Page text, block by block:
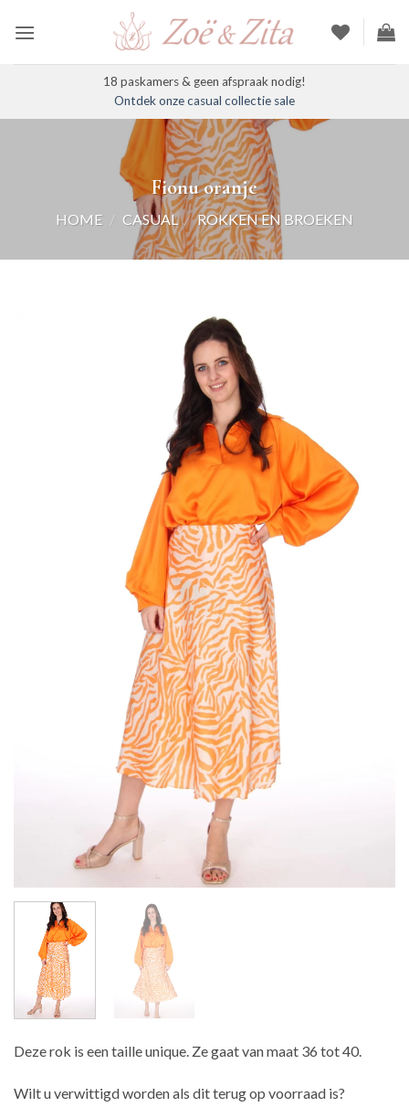
naar
18 paskamers & geen afspraak nodig!
Ontdek onze casual collectie sale
Fionu oranje
HOME / CASUAL / ROKKEN EN BROEKEN
Deze rok is een taille unique. Ze gaat van maat 36 tot 40.
Wilt u verwittigd worden als dit terug op voorraad is?